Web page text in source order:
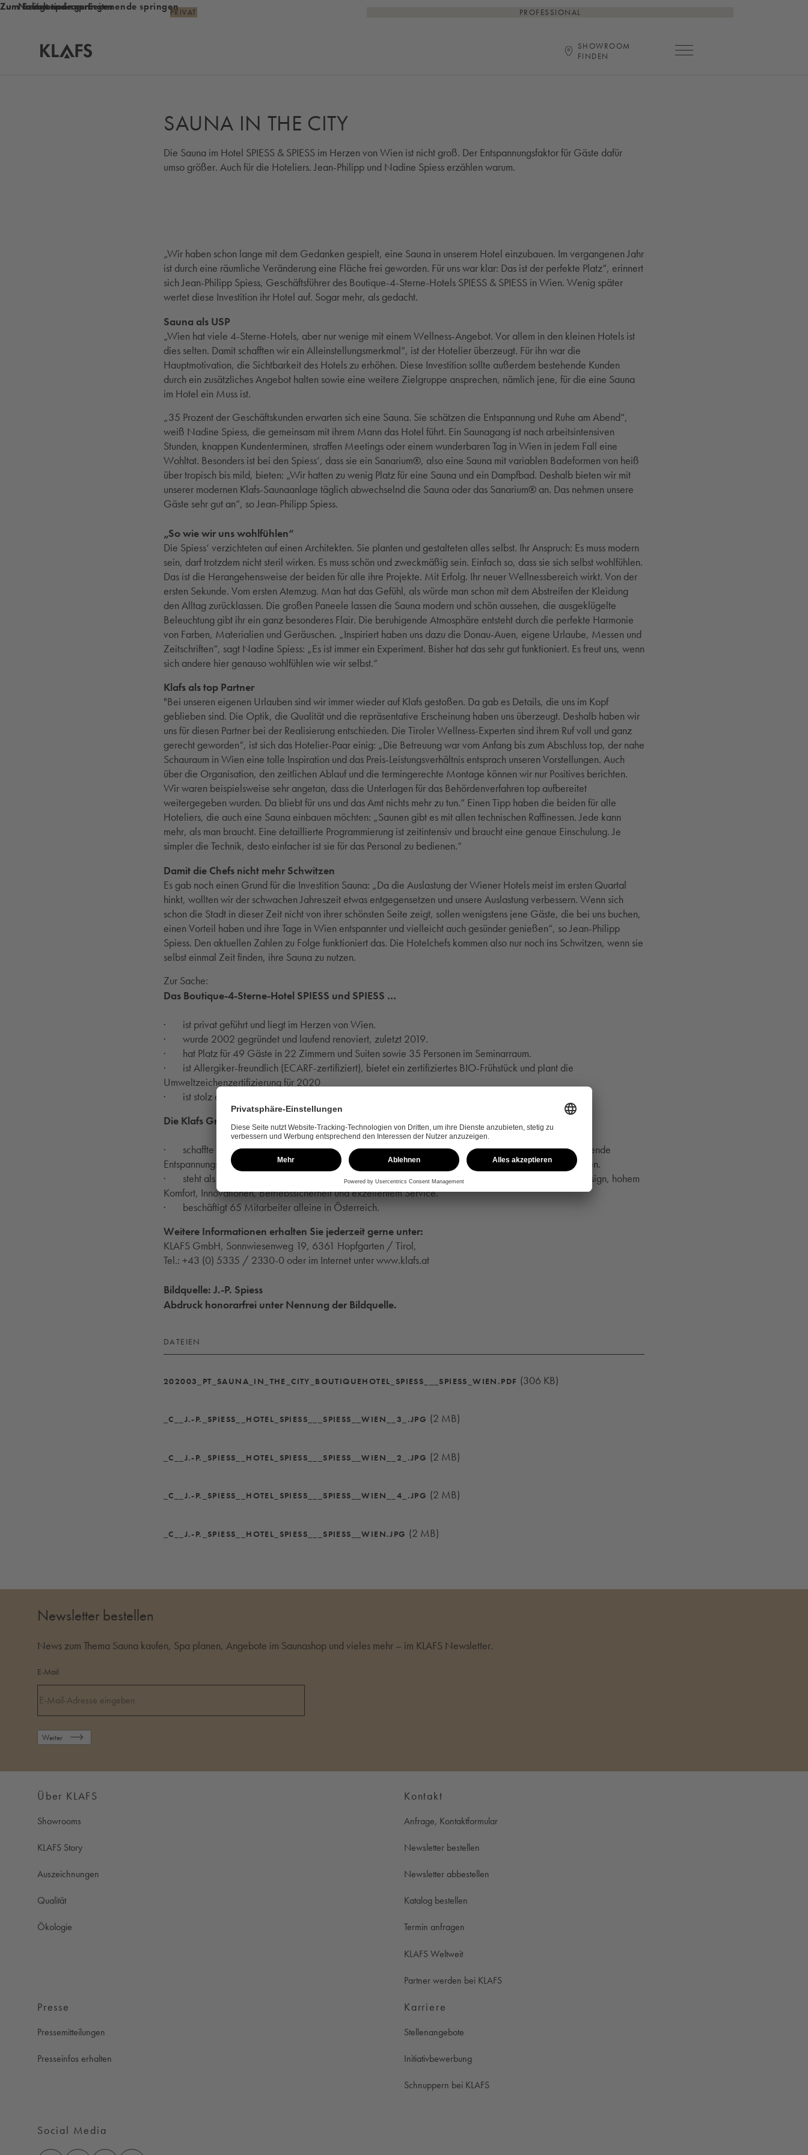
Zum Inhalt springen
Zum Seitenende springen
Zur Navigation am Seitenende springenPRIVAT PROFESSIONAL
SHOWROOM
FINDEN
Hauptnavigation öffnen
SAUNA IN THE CITY
Die Sauna im Hotel SPIESS & SPIESS im Herzen von Wien ist nicht groß. Der Entspannungsfaktor für Gäste dafür
umso größer. Auch für die Hoteliers. Jean-Philipp und Nadine Spiess erzählen warum.
„Wir haben schon lange mit dem Gedanken gespielt, eine Sauna in unserem Hotel einzubauen. Im vergangenen Jahr
ist durch eine räumliche Veränderung eine Fläche frei geworden. Für uns war klar: Das ist der perfekte Platz“, erinnert
sich Jean-Philipp Spiess, Geschäftsführer des Boutique-4-Sterne-Hotels SPIESS & SPIESS in Wien. Wenig später
wertet diese Investition ihr Hotel auf. Sogar mehr, als gedacht.
Sauna als USP
„Wien hat viele 4-Sterne-Hotels, aber nur wenige mit einem Wellness-Angebot. Vor allem in den kleinen Hotels ist
dies selten. Damit schafften wir ein Alleinstellungsmerkmal“, ist der Hotelier überzeugt. Für ihn war die
Hauptmotivation, die Sichtbarkeit des Hotels zu erhöhen. Diese Investition sollte außerdem bestehende Kunden
durch ein zusätzliches Angebot halten sowie eine weitere Zielgruppe ansprechen, nämlich jene, für die eine Sauna
im Hotel ein Muss ist.
„35 Prozent der Geschäftskunden erwarten sich eine Sauna. Sie schätzen die Entspannung und Ruhe am Abend“,
weiß Nadine Spiess, die gemeinsam mit ihrem Mann das Hotel führt. Ein Saunagang ist nach arbeitsintensiven
Stunden, knappen Kundenterminen, straffen Meetings oder einem wunderbaren Tag in Wien in jedem Fall eine
Wohltat. Besonders ist bei den Spiess‘, dass sie ein Sanarium®, also eine Sauna mit variablen Badeformen von heiß
über tropisch bis mild, bieten: „Wir hatten zu wenig Platz für eine Sauna und ein Dampfbad. Deshalb bieten wir mit
unserer modernen Klafs-Saunaanlage täglich abwechselnd die Sauna oder das Sanarium® an. Das nehmen unsere
Gäste sehr gut an“, so Jean-Philipp Spiess.
„So wie wir uns wohlfühlen“
Die Spiess‘ verzichteten auf einen Architekten. Sie planten und gestalteten alles selbst. Ihr Anspruch: Es muss modern
sein, darf trotzdem nicht steril wirken. Es muss schön und zweckmäßig sein. Einfach so, dass sie sich selbst wohlfühlen.
Das ist die Herangehensweise der beiden für alle ihre Projekte. Mit Erfolg. Ihr neuer Wellnessbereich wirkt. Von der
ersten Sekunde. Vom ersten Atemzug. Man hat das Gefühl, als würde man schon mit dem Abstreifen der Kleidung
den Alltag zurücklassen. Die großen Paneele lassen die Sauna modern und schön aussehen, die ausgeklügelte
Beleuchtung gibt ihr ein ganz besonderes Flair. Die beruhigende Atmosphäre entsteht durch die perfekte Harmonie
von Farben, Materialien und Geräuschen. „Inspiriert haben uns dazu die Donau-Auen, eigene Urlaube, Messen und
Zeitschriften“, sagt Nadine Spiess: „Es ist immer ein Experiment. Bisher hat das sehr gut funktioniert. Es freut uns, wenn
sich andere hier genauso wohlfühlen wie wir selbst.“
Klafs als top Partner
"Bei unseren eigenen Urlauben sind wir immer wieder auf Klafs gestoßen. Da gab es Details, die uns im Kopf
geblieben sind. Die Optik, die Qualität und die repräsentative Erscheinung haben uns überzeugt. Deshalb haben wir
uns für diesen Partner bei der Realisierung entschieden. Die Tiroler Wellness-Experten sind ihrem Ruf voll und ganz
gerecht geworden“, ist sich das Hotelier-Paar einig: „Die Betreuung war vom Anfang bis zum Abschluss top, der nahe
Schauraum in Wien eine tolle Inspiration und das Preis-Leistungsverhältnis entsprach unseren Vorstellungen. Auch
über die Organisation, den zeitlichen Ablauf und die termingerechte Montage können wir nur Positives berichten.
Wir waren beispielsweise sehr angetan, dass die Unterlagen für das Behördenverfahren top aufbereitet
weitergegeben wurden. Da bliebt für uns und das Amt nichts mehr zu tun.“ Einen Tipp haben die beiden für alle
Hoteliers, die auch eine Sauna einbauen möchten: „Saunen gibt es mit allen technischen Raffinessen. Jede kann
mehr, als man braucht. Eine detaillierte Programmierung ist zeitintensiv und braucht eine genaue Einschulung. Je
simpler die Technik, desto einfacher ist sie für das Personal zu bedienen.“
Damit die Chefs nicht mehr Schwitzen
Es gab noch einen Grund für die Investition Sauna: „Da die Auslastung der Wiener Hotels meist im ersten Quartal
hinkt, wollten wir der schwachen Jahreszeit etwas entgegensetzen und unsere Auslastung verbessern. Wenn sich
schon die Stadt in dieser Zeit nicht von ihrer schönsten Seite zeigt, sollen wenigstens jene Gäste, die bei uns buchen,
einen Vorteil haben und ihre Tage in Wien entspannter und vielleicht auch gesünder genießen“, so Jean-Philipp
Spiess. Den aktuellen Zahlen zu Folge funktioniert das. Die Hotelchefs kommen also nur noch ins Schwitzen, wenn sie
selbst einmal Zeit finden, ihre Sauna zu nutzen.
Zur Sache:
Das Boutique-4-Sterne-Hotel SPIESS und SPIESS …
· ist privat geführt und liegt im Herzen von Wien.
· wurde 2002 gegründet und laufend renoviert, zuletzt 2019.
· hat Platz für 49 Gäste in 22 Zimmern und Suiten sowie 35 Personen im Seminarraum.
· ist Allergiker-freundlich (ECARF-zertifiziert), bietet ein zertifiziertes BIO-Frühstück und plant die
Umweltzeichenzertifizierung für 2020
· ist stolz auf den siebten TripAdvisor Travellers‘ Choice Award in Folge.
Die Klafs GmbH …
· schaffte bereits über 35.000 faszinierende, einzigartige, maßgeschneiderte und nachweislich guttuende
Entspannungsorte in österreichischen Hotels, Fitness-Studios, Freizeitbädern und privaten Wellness-Oasen.
· steht als Marktführer für Sauna- und Spa-Angebote mit kompromissloser Qualität, durchdachtem Design, hohem
Komfort, Innovationen, Betriebssicherheit und exzellentem Service.
· beschäftigt 65 Mitarbeiter alleine in Österreich.
Weitere Informationen erhalten Sie jederzeit gerne unter:
KLAFS GmbH, Sonnwiesenweg 19, 6361 Hopfgarten / Tirol,
Tel.: +43 (0) 5335 / 2330-0 oder im Internet unter www.klafs.at
Bildquelle: J.-P. Spiess
Abdruck honorarfrei unter Nennung der Bildquelle.
DATEIEN
202003_PT_SAUNA_IN_THE_CITY_BOUTIQUEHOTEL_SPIESS___SPIESS_WIEN.PDF (306 KB)
_C__J.-P._SPIESS__HOTEL_SPIESS___SPIESS__WIEN__3_.JPG (2 MB)
_C__J.-P._SPIESS__HOTEL_SPIESS___SPIESS__WIEN__2_.JPG (2 MB)
_C__J.-P._SPIESS__HOTEL_SPIESS___SPIESS__WIEN__4_.JPG (2 MB)
_C__J.-P._SPIESS__HOTEL_SPIESS___SPIESS__WIEN.JPG (2 MB)
Newsletter bestellen
News zum Thema Sauna kaufen, Spa planen, Angebote im Saunashop und vieles mehr – im KLAFS Newsletter.
E-Mail
Weiter
Über KLAFS
Showrooms
KLAFS Story
Auszeichnungen
Qualität
Ökologie
Kontakt
Anfrage, Kontaktformular
Newsletter bestellen
Newsletter abbestellen
Katalog bestellen
Termin anfragen
KLAFS Weltweit
Partner werden bei KLAFS
Presse
Pressemitteilungen
Presseinfos erhalten
Karriere
Stellenangebote
Initiativbewerbung
Schnuppern bei KLAFS
Social Media